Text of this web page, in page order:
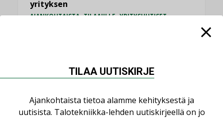
yrityksen
AJANKOHTAISTA,TILAAJILLE,YRITYSUUTISET
NÄKÖKULMIA
TILAA UUTISKIRJE
Ajankohtaista tietoa alamme kehityksestä ja
uutisista. Talotekniikka-lehden uutiskirjeellä on jo